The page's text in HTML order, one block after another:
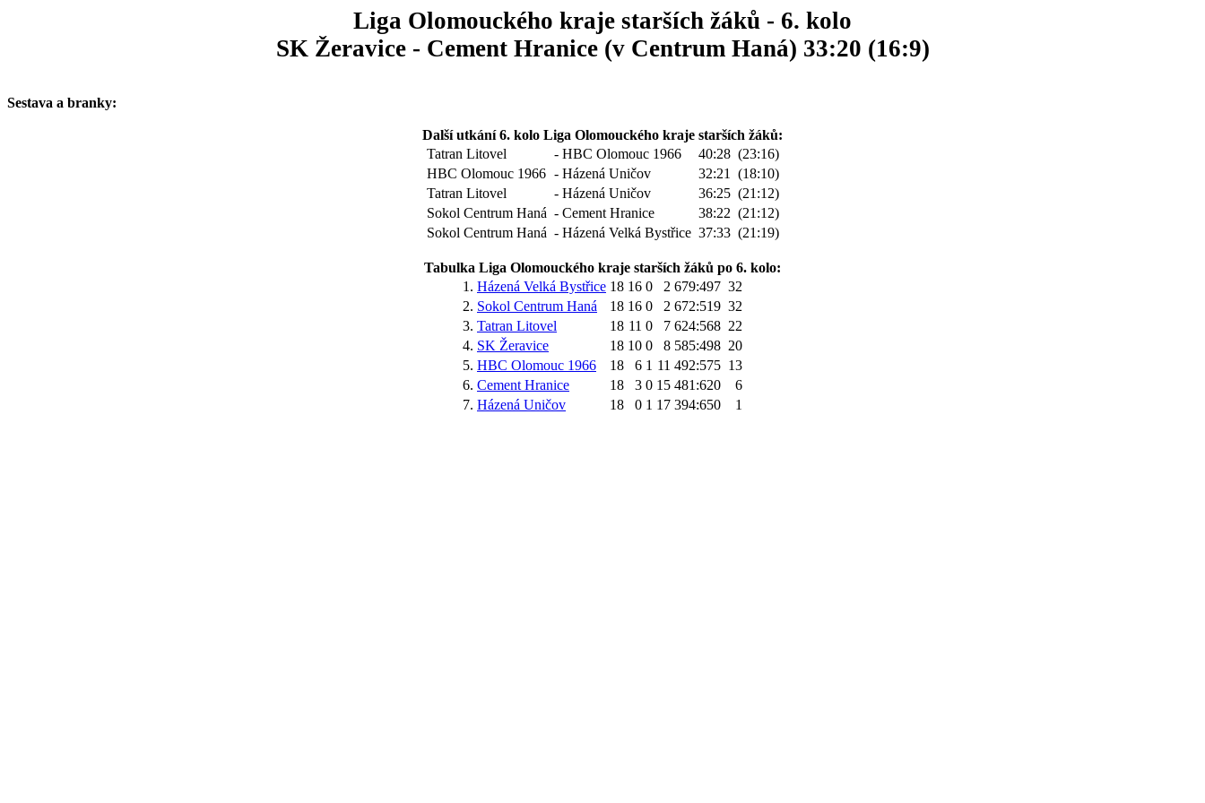
Liga Olomouckého kraje starších žáků - 6. kolo
SK Žeravice - Cement Hranice (v Centrum Haná) 33:20 (16:9)
Sestava a branky:
Další utkání 6. kolo Liga Olomouckého kraje starších žáků:
Tatran Litovel
- HBC Olomouc 1966 40:28 (23:16)
HBC Olomouc 1966 - Házená Uničov 32:21
(18:10)
Tatran Litovel
- Házená Uničov 36:25 (21:12)
Sokol Centrum Haná - Cement Hranice 38:22 (21:12)
Sokol Centrum Haná - Házená Velká Bystřice 37:33 (21:19)
Tabulka Liga Olomouckého kraje starších žáků po 6. kolo:
1. Házená Velká Bystřice 18 16 0 2 679:497 32
2. Sokol Centrum Haná 18 16 0 2 672:519 32
3. Tatran Litovel 18 11 0 7 624:568 22
4. SK Žeravice 18 10 0 8 585:498 20
5. HBC Olomouc 1966 18 6 1 11 492:575 13
6. Cement Hranice 18 3 0 15 481:620
6
7. Házená Uničov 18 0 1 17 394:650 1